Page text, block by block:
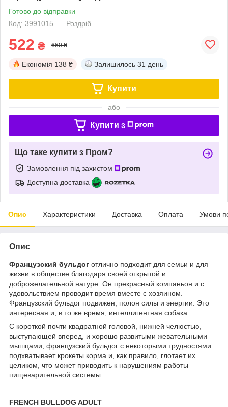
Готово до відправки
Код: 3991015
Роздріб
522 ₴ 660 ₴
Економія 138 ₴ Залишилось 31 день
Купити
або
Купити з
Що таке купити з Пром?
Замовлення під захистом
Доступна доставка
Опис Характеристики Доставка Оплата Умови
Опис
Французский бульдог отлично подходит для семьи и для
жизни в обществе благодаря своей открытой и
доброжелательной натуре. Он прекрасный компаньон и с
удовольствием проводит время вместе с хозяином.
Французский бульдог подвижен, полон силы и энергии. Это
интересная и, в то же время, интеллигентная собака.
С короткой почти квадратной головой, нижней челюстью,
выступающей вперед, и хорошо развитыми жевательными
мышцами, французский бульдог с некоторыми трудностями
подхватывает крокеты корма и, как правило, глотает их
целиком, что может приводить к нарушениям работы
пищеварительной системы.
FRENCH BULLDOG ADULT